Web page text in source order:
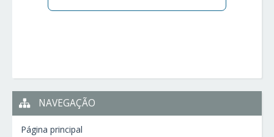
NAVEGAÇÃO
Página principal